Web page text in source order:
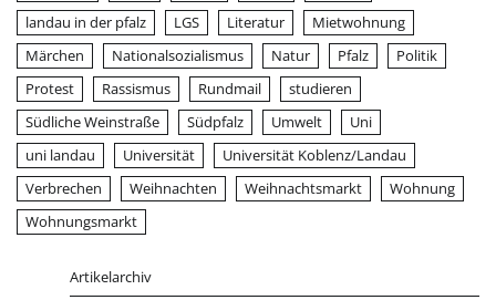
landau in der pfalz
LGS Literatur
Mietwohnung
Märchen
Nationalsozialismus Natur Pfalz
Politik
Protest
Rassismus Rundmail
studieren
Südliche Weinstraße
Südpfalz Umwelt
Uni
uni landau
Universität
Universität Koblenz/Landau
Verbrechen
Weihnachten Weihnachtsmarkt
Wohnung
Wohnungsmarkt
Artikelarchiv